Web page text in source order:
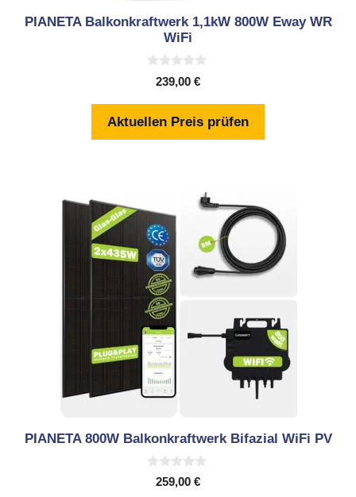
PIANETA Balkonkraftwerk 1,1kW 800W Eway WR
WiFi
5
239,00 €
Aktuellen Preis prüfen
PIANETA 800W Balkonkraftwerk Bifazial WiFi PV
259,00 €